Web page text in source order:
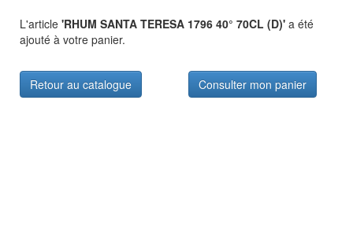
L'article 'RHUM SANTA TERESA 1796 40° 70CL (D)' a été
ajouté à votre panier.
Retour au catalogue Consulter mon panier